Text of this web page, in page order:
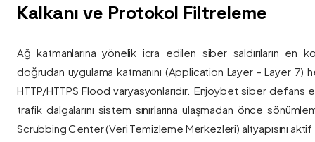
Kalkanı ve Protokol Filtreleme
Ağ katmanlarına yönelik icra edilen siber saldırıların en
doğrudan uygulama katmanını (Application Layer - Layer 7)
HTTP/HTTPS Flood varyasyonlarıdır. Enjoybet siber
trafik dalgalarını sistem sınırlarına ulaşmadan önce
Scrubbing Center (Veri Temizleme Merkezleri) altyapısını